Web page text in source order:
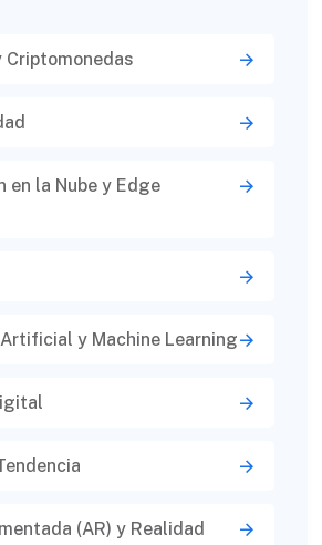
Criptomonedas
en la Nube y Edge
y Machine Learning
(AR) y Realidad